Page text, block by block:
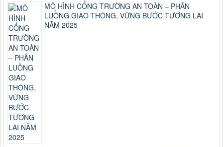
MÔ HÌNH CỔNG TRƯỜNG AN TOÀN – PHÂN
LUỒNG GIAO THÔNG, VỮNG BƯỚC TƯƠNG LAI
NĂM 2025